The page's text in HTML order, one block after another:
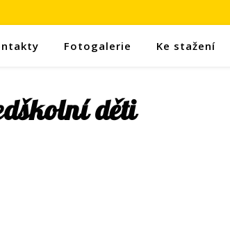
Fotogalerie Ke stažení
děti